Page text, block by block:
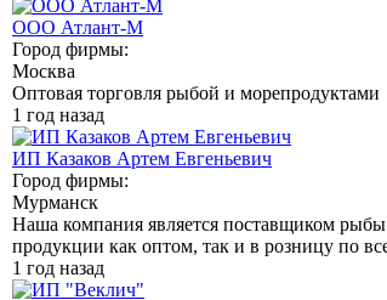
ООО Атлант-М
Город фирмы:
Москва
Оптовая торговля рыбой и морепродуктами
1 год назад
ИП Казаков Артем Евгеньевич
Город фирмы:
Мурманск
Наша компания является поставщиком
продукции как оптом, так и в розницу по
1 год назад